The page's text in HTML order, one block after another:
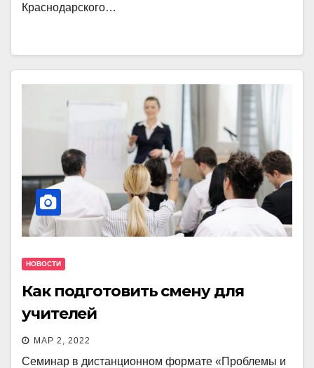
Краснодарского…
НОВОСТИ
Как подготовить смену для
учителей
МАР 2, 2022
Семинар в дистанционном формате «Проблемы и